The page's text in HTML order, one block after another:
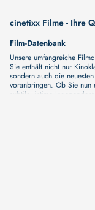
cinetixx Filme - Ihre
Film-Datenbank
Unsere umfangreiche
Sie enthält nicht nur
sondern auch die
voranbringen. Ob Sie nun
subtile, intime
von Inhalten, die Ihr Herz